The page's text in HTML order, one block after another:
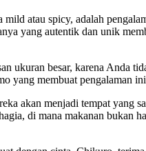
atau spicy, adalah
yang autentik dan unik
ukuran besar, karena Anda
yang membuat pengalaman
akan menjadi tempat yang
di mana makanan bukan